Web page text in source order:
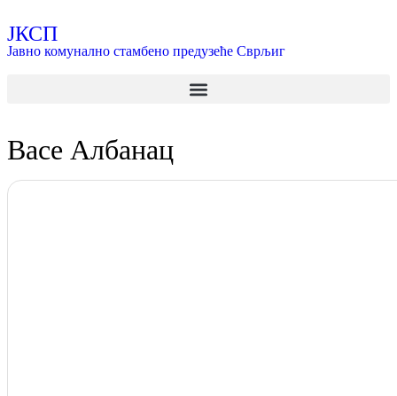
ЈКСП
Јавно комунално стамбено предузеће Сврљиг
Васе Албанац